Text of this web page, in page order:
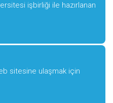
işbirliği ile hazırlanan
sitesine ulaşmak için